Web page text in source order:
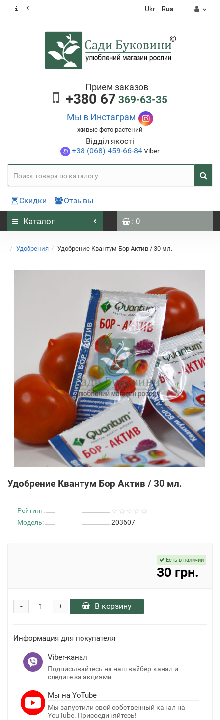
Ukr Rus
Прием заказов
+380 67 369-63-35
Мы в Инстаграм
живые фото растений
Відділ якості
+38 (068) 459-66-84Viber
Скидки Отзывы
Каталог : 0
Удобрения Удобрение Квантум Бор Актив / 30 мл.
Удобрение Квантум Бор Актив / 30 мл.
Рейтинг:
Модель:
203607
Есть в наличии
30 грн.
+
- В корзину
Информация для покупателя
Viber-канал
Подписывайтесь на наш вайбер-канал и
следите за акциями
Мы на YoTube
Мы запустили свой собственный канал на
YouTube. Присоединяйтесь!